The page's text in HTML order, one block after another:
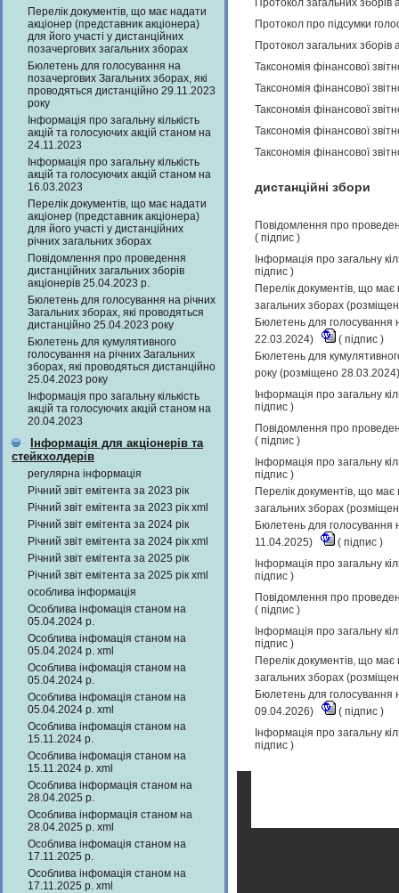
Перелік документів, що має надати
акціонер (представник акціонера)
для його участі у дистанційних
позачергових загальних зборах
Бюлетень для голосування на
позачергових Загальних зборах, які
проводяться дистанційно 29.11.2023
року
Інформація про загальну кількість
акцій та голосуючих акцій станом на
24.11.2023
Інформація про загальну кількість
акцій та голосуючих акцій станом на
16.03.2023
Перелік документів, що має надати
акціонер (представник акціонера)
для його участі у дистанційних
річних загальних зборах
Повідомлення про проведення
дистанційних загальних зборів
акціонерів 25.04.2023 р.
Бюлетень для голосування на річних
Загальних зборах, які проводяться
дистанційно 25.04.2023 року
Бюлетень для кумулятивного
голосування на річних Загальних
зборах, які проводяться дистанційно
25.04.2023 року
Інформація про загальну кількість
акцій та голосуючих акцій станом на
20.04.2023
Інформація для акціонерів та
стейкхолдерів
регулярна інформація
Річний звіт емітента за 2023 рік
Річний звіт емітента за 2023 рік xml
Річний звіт емітента за 2024 рік
Річний звіт емітента за 2024 рік xml
Річний звіт емітента за 2025 рік
Річний звіт емітента за 2025 рік xml
особлива інформація
Особлива інфомація станом на
05.04.2024 р.
Особлива інфомація станом на
05.04.2024 р. xml
Особлива інфомація станом на
05.04.2024 р.
Особлива інфомація станом на
05.04.2024 р. xml
Особлива інфомація станом на
15.11.2024 р.
Особлива інфомація станом на
15.11.2024 р. xml
Особлива інформація станом на
28.04.2025 р.
Особлива інформація станом на
28.04.2025 р. xml
Особлива інфомація станом на
17.11.2025 р.
Особлива інфомація станом на
17.11.2025 р. xml
Протокол загальних
Протокол про підсумки
Протокол загальних
Таксономія фінансової
Таксономія фінансової
Таксономія фінансової
Таксономія фінансової
Таксономія фінансової
дистанційні збори
Повідомлення про
( підпис )
Інформація про загальну
підпис )
Перелік документів, що має
загальних зборах
Бюлетень для голосування
22.03.2024)
( підпис )
Бюлетень для
року (розміщено
Інформація про загальну
підпис )
Повідомлення про
( підпис )
Інформація про загальну
підпис )
Перелік документів, що має
загальних зборах
Бюлетень для голосування
11.04.2025)
( підпис )
Інформація про загальну
підпис )
Повідомлення про
( підпис )
Інформація про загальну
підпис )
Перелік документів, що має
загальних зборах
Бюлетень для голосування
09.04.2026)
( підпис )
Інформація про загальну
підпис )